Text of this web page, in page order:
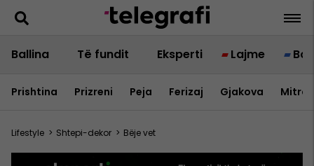
Ballina Të fundit Eksperti Lajme
Prishtina Prizreni Peja Ferizaj Gjakova
Lifestyle > Shtepi-dekor > Bëje vet